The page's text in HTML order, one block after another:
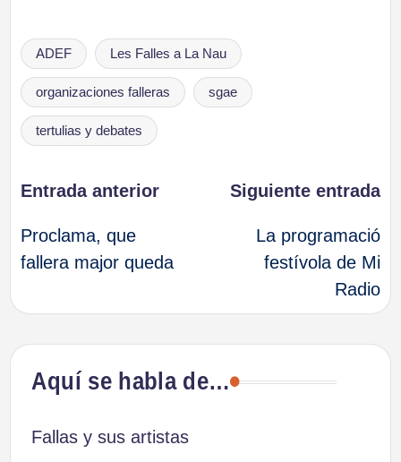
Etiquetas:
ADEF Les Falles a La Nau
organizaciones falleras sgae
tertulias y debates
Navegación
de
entradas
Entrada anterior
Proclama, que
fallera major queda
Siguiente entrada
La programació
festívola de Mi
Radio
Aquí se habla de…
Fallas y sus artistas